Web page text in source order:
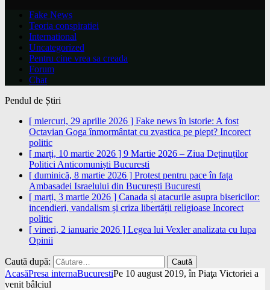
Fake News
Teoria conspiratiei
International
Uncategorized
Pentru cine vrea sa creada
Forum
Chat
Pendul de Știri
[ miercuri, 29 aprilie 2026 ] Fake news în istorie: A fost
Octavian Goga înmormântat cu zvastica pe piept? Incorect
politic
[ marți, 10 martie 2026 ] 9 Martie 2026 – Ziua Deținuților
Politici Anticomuniști Bucuresti
[ duminică, 8 martie 2026 ] Protest pentru pace în fața
Ambasadei Israelului din București Bucuresti
[ marți, 3 martie 2026 ] Canada și atacurile asupra bisericilor:
incendieri, vandalism și criza libertății religioase Incorect
politic
[ vineri, 2 ianuarie 2026 ] Legea lui Vexler analizata cu lupa
Opinii
Caută după:
AcasăPresa internaBucurestiPe 10 august 2019, în Piaţa Victoriei a
venit bâlciul